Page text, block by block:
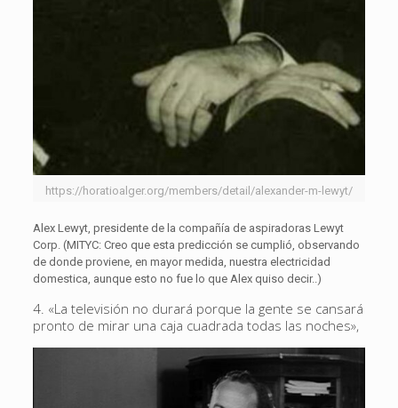
https://horatioalger.org/members/detail/alexander-m-lewyt/
Alex Lewyt, presidente de la compañía de aspiradoras Lewyt
Corp. (MITYC: Creo que esta predicción se cumplió, observando
de donde proviene, en mayor medida, nuestra electricidad
domestica, aunque esto no fue lo que Alex quiso decir..)
4. «La televisión no durará porque la gente se cansará
pronto de mirar una caja cuadrada todas las noches»,